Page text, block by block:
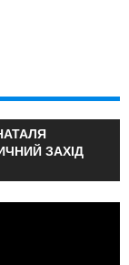
ЗАХІД